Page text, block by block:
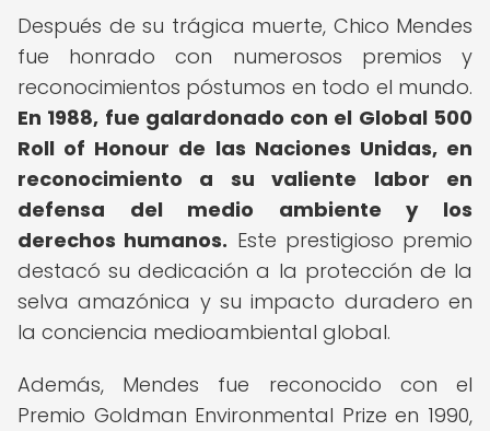
Después de su trágica muerte, Chico Mendes
fue honrado con numerosos premios y
reconocimientos póstumos en todo el mundo.
En 1988, fue galardonado con el Global 500
Roll of Honour de las Naciones Unidas, en
reconocimiento a su valiente labor en
defensa del medio ambiente y los
derechos humanos. Este prestigioso premio
destacó su dedicación a la protección de la
selva amazónica y su impacto duradero en
la conciencia medioambiental global.
Además, Mendes fue reconocido con el
Premio Goldman Environmental Prize en 1990,